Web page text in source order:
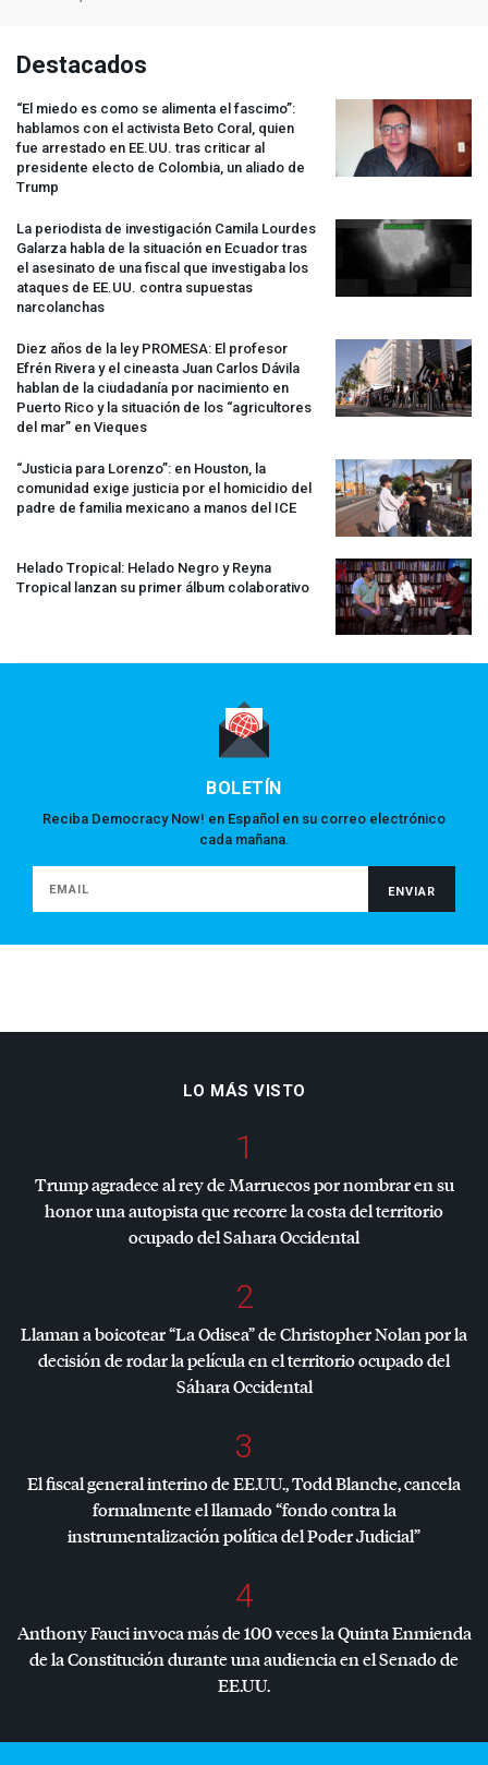
Destacados
“El miedo es como se alimenta el fascimo”:
hablamos con el activista Beto Coral, quien
fue arrestado en EE.UU. tras criticar al
presidente electo de Colombia, un aliado de
Trump
La periodista de investigación Camila Lourdes
Galarza habla de la situación en Ecuador tras
el asesinato de una fiscal que investigaba los
ataques de EE.UU. contra supuestas
narcolanchas
Diez años de la ley PROMESA: El profesor
Efrén Rivera y el cineasta Juan Carlos Dávila
hablan de la ciudadanía por nacimiento en
Puerto Rico y la situación de los “agricultores
del mar” en Vieques
“Justicia para Lorenzo”: en Houston, la
comunidad exige justicia por el homicidio del
padre de familia mexicano a manos del ICE
Helado Tropical: Helado Negro y Reyna
Tropical lanzan su primer álbum colaborativo
BOLETÍN
Reciba Democracy Now! en Español en su correo electrónico
cada mañana.
LO MÁS VISTO
1
Trump agradece al rey de Marruecos por nombrar en su
honor una autopista que recorre la costa del territorio
ocupado del Sahara Occidental
2
Llaman a boicotear “La Odisea” de Christopher Nolan por la
decisión de rodar la película en el territorio ocupado del
Sáhara Occidental
3
El fiscal general interino de EE.UU., Todd Blanche, cancela
formalmente el llamado “fondo contra la
instrumentalización política del Poder Judicial”
4
Anthony Fauci invoca más de 100 veces la Quinta Enmienda
de la Constitución durante una audiencia en el Senado de
EE.UU.